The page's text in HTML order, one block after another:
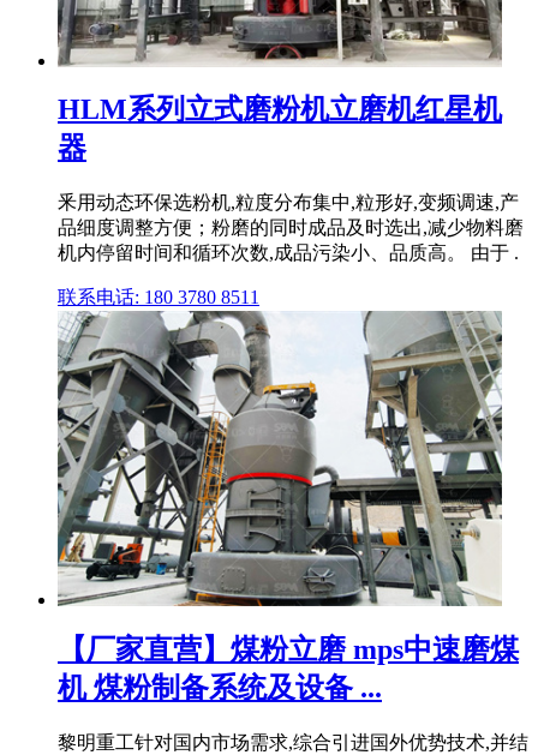
HLM系列立式磨粉机立磨机红星机
器
釆用动态环保选粉机,粒度分布集中,粒形好,变频调速,产
品细度调整方便；粉磨的同时成品及时选出,减少物料磨
机内停留时间和循环次数,成品污染小、品质高。 由于 .
联系电话: 180 3780 8511
【厂家直营】煤粉立磨 mps中速磨煤
机 煤粉制备系统及设备 ...
黎明重工针对国内市场需求,综合引进国外优势技术,并结